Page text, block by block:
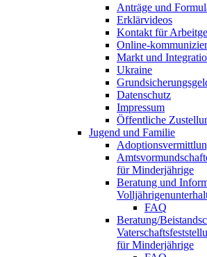
Anträge und
Erklärvideos
Kontakt für
Online-
Markt und
Ukraine
Datenschutz
Impressum
Öffentliche
Jugend und Familie
für Minderjährige
Beratung und
FAQ
Beratung/
für Minderjährige